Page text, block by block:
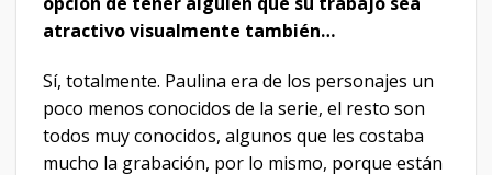
atractivo visualmente también…
Sí, totalmente. Paulina era de los personajes un
poco menos conocidos de la serie, el resto son
todos muy conocidos, algunos que les costaba
mucho la grabación, por lo mismo, porque están